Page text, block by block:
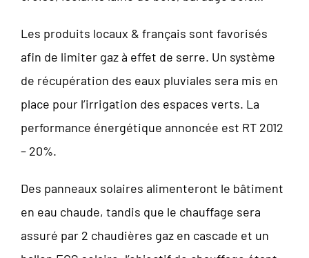
Les produits locaux & français sont favorisés
afin de limiter gaz à effet de serre. Un système
de récupération des eaux pluviales sera mis en
place pour l’irrigation des espaces verts. La
performance énergétique annoncée est RT 2012
– 20%.
Des panneaux solaires alimenteront le bâtiment
en eau chaude, tandis que le chauffage sera
assuré par 2 chaudières gaz en cascade et un